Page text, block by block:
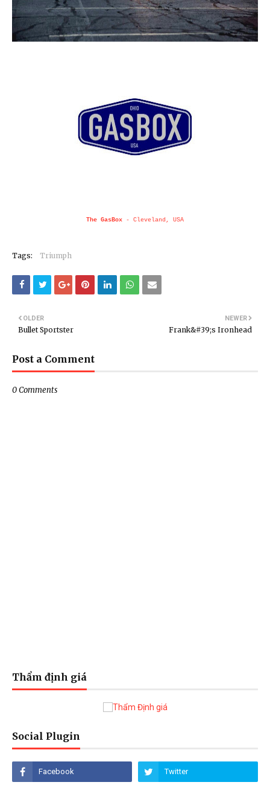
The GasBox - Cleveland, USA
Tags: Triumph
NEWER
Frank&#39;s Ironhead
OLDER
Bullet Sportster
Post a Comment
0 Comments
Thẩm định giá
Social Plugin